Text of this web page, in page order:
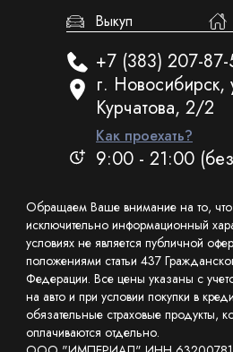
Выкуп
+7 (383) 207-
г. Новосибирск,
Курчатова, 2/2
Как проехать?
9:00 - 21:00
Обращаем Ваше внимание на то,
исключительно информационный
условиях не является публичной
положениями статьи 437
Федерации. Все цены указаны с
на авто и при условии покупки в
обязательные страховые продукты,
оплачиваются отдельно.